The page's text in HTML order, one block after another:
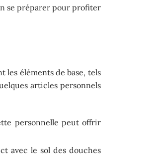
se préparer pour profiter
les éléments de base, tels
articles personnels
personnelle peut offrir
avec le sol des douches